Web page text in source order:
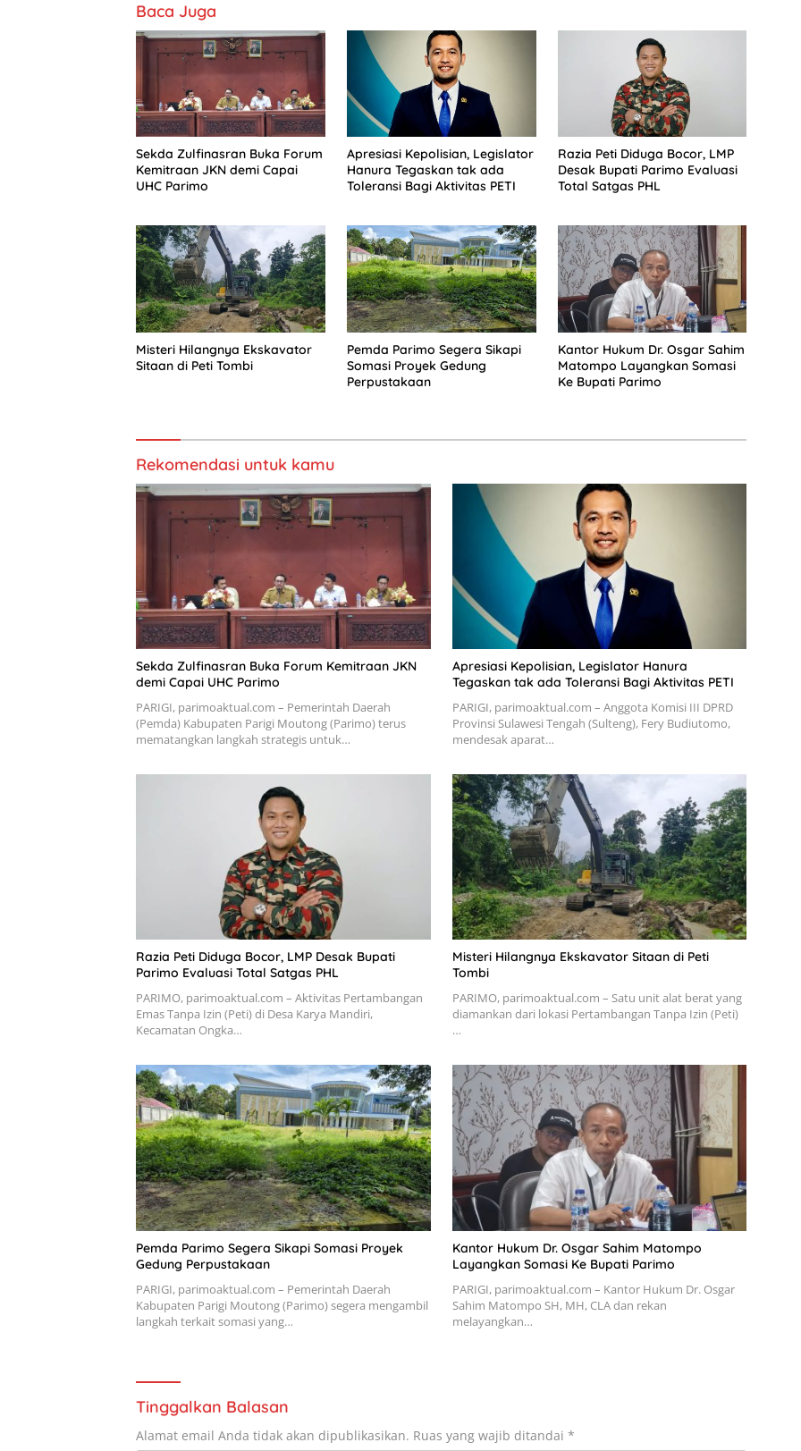
Baca Juga
Sekda Zulfinasran Buka Forum
Kemitraan JKN demi Capai
UHC Parimo
Apresiasi Kepolisian, Legislator
Hanura Tegaskan tak ada
Toleransi Bagi Aktivitas PETI
Razia Peti Diduga Bocor, LMP
Desak Bupati Parimo Evaluasi
Total Satgas PHL
Misteri Hilangnya Ekskavator
Sitaan di Peti Tombi
Pemda Parimo Segera Sikapi
Somasi Proyek Gedung
Perpustakaan
Kantor Hukum Dr. Osgar Sahim
Matompo Layangkan Somasi
Ke Bupati Parimo
Rekomendasi untuk kamu
Sekda Zulfinasran Buka Forum Kemitraan JKN
demi Capai UHC Parimo
PARIGI, parimoaktual.com – Pemerintah Daerah
(Pemda) Kabupaten Parigi Moutong (Parimo) terus
mematangkan langkah strategis untuk…
Apresiasi Kepolisian, Legislator Hanura
Tegaskan tak ada Toleransi Bagi Aktivitas PETI
PARIGI, parimoaktual.com – Anggota Komisi III DPRD
Provinsi Sulawesi Tengah (Sulteng), Fery Budiutomo,
mendesak aparat…
Razia Peti Diduga Bocor, LMP Desak Bupati
Parimo Evaluasi Total Satgas PHL
PARIMO, parimoaktual.com – Aktivitas Pertambangan
Emas Tanpa Izin (Peti) di Desa Karya Mandiri,
Kecamatan Ongka…
Misteri Hilangnya Ekskavator Sitaan di Peti
Tombi
PARIMO, parimoaktual.com – Satu unit alat berat yang
diamankan dari lokasi Pertambangan Tanpa Izin (Peti)
…
Pemda Parimo Segera Sikapi Somasi Proyek
Gedung Perpustakaan
PARIGI, parimoaktual.com – Pemerintah Daerah
Kabupaten Parigi Moutong (Parimo) segera mengambil
langkah terkait somasi yang…
Kantor Hukum Dr. Osgar Sahim Matompo
Layangkan Somasi Ke Bupati Parimo
PARIGI, parimoaktual.com – Kantor Hukum Dr. Osgar
Sahim Matompo SH, MH, CLA dan rekan
melayangkan…
Tinggalkan Balasan
Alamat email Anda tidak akan dipublikasikan. Ruas yang wajib ditandai *